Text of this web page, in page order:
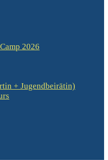
2026
+ Jugendbeirätin)